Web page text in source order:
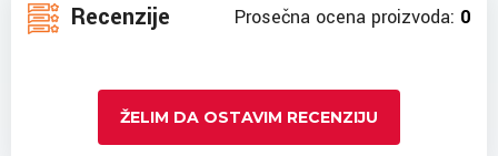
Recenzije Prosečna ocena proizvoda: 0
ŽELIM DA OSTAVIM RECENZIJU